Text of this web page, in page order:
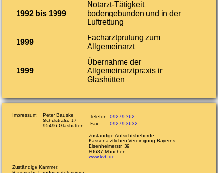
1992 bis 1999
Notarzt-Tätigkeit,
bodengebunden und in der
Luftrettung
1999
Facharztprüfung zum
Allgemeinarzt
1999
Übernahme der
Allgemeinarztpraxis in
Glashütten
Impressum:
Peter Bauske
Schulstraße 17
95496 Glashütten
Telefon: 09279 262
Fax:
09279 8632
Zuständige Aufsichtsbehörde:
Kassenärztlichen Vereinigung Bayerns
Elsenheimerstr. 39
80687 München
www.kvb.de
Zuständige Kammer: